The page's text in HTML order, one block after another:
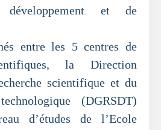
développement et de
entre les 5 centres de
la Direction
scientifique et du
(DGRSDT)
d’études de l’Ecole